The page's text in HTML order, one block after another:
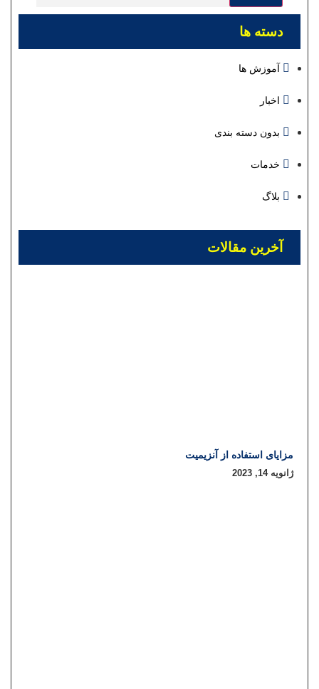
دسته ها
آموزش ها
اخبار
بدون دسته بندی
خدمات
بلاگ
آخرین مقالات
مزایای استفاده از آنزیمیت
ژانویه 14, 2023